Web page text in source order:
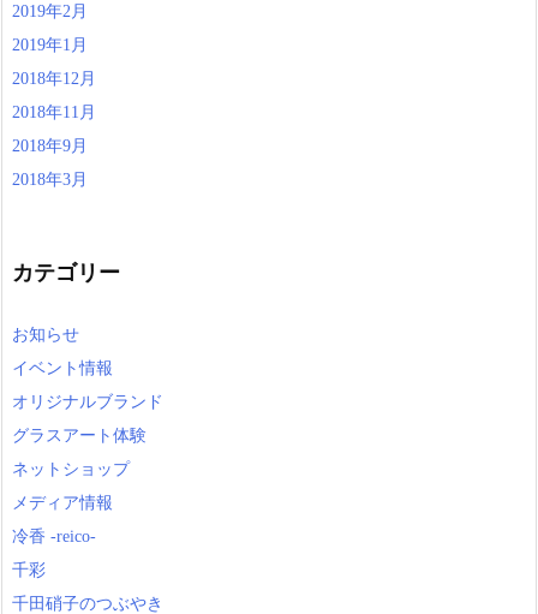
2019年2月
2019年1月
2018年12月
2018年11月
2018年9月
2018年3月
カテゴリー
お知らせ
イベント情報
オリジナルブランド
グラスアート体験
ネットショップ
メディア情報
冷香 -reico-
千彩
千田硝子のつぶやき